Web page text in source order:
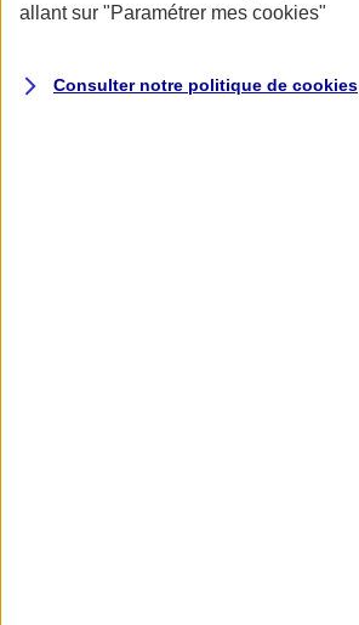
allant sur "Paramétrer mes cookies"
Consulter notre politique de cookies